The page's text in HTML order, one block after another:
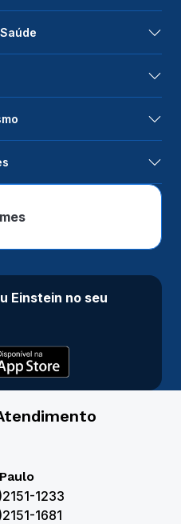
Einstein no seu
1233
1681